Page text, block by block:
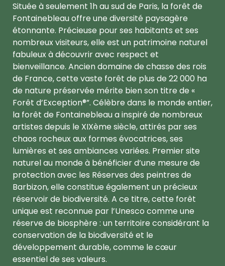
Située à seulement 1h au sud de Paris, la forêt de
Fontainebleau offre une diversité paysagère
étonnante. Précieuse pour ses habitants et ses
nombreux visiteurs, elle est un patrimoine naturel
fabuleux à découvrir avec respect et
bienveillance. Ancien domaine de chasse des rois
de France, cette vaste forêt de plus de 22 000 ha
de nature préservée mérite bien son titre de «
Forêt d’Exception®”. Célèbre dans le monde entier,
la forêt de Fontainebleau a inspiré de nombreux
artistes depuis le XIXème siècle, attirés par ses
chaos rocheux aux formes évocatrices, ses
lumières et ses ambiances variées. Premier site
naturel au monde à bénéficier d’une mesure de
protection avec les Réserves des peintres de
Barbizon, elle constitue également un précieux
réservoir de biodiversité. A ce titre, cette forêt
unique est reconnue par l’Unesco comme une
réserve de biosphère : un territoire considérant la
conservation de la biodiversité et le
développement durable, comme le cœur
essentiel de ses valeurs.